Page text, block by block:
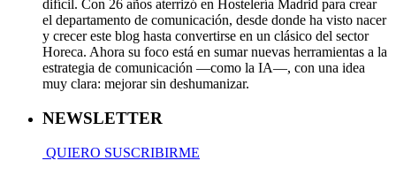
difícil. Con 26 años aterrizó en Hostelería Madrid para crear
el departamento de comunicación, desde donde ha visto nacer
y crecer este blog hasta convertirse en un clásico del sector
Horeca. Ahora su foco está en sumar nuevas herramientas a la
estrategia de comunicación —como la IA—, con una idea
muy clara: mejorar sin deshumanizar.
NEWSLETTER
QUIERO SUSCRIBIRME